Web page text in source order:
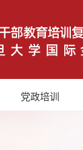
党政培训